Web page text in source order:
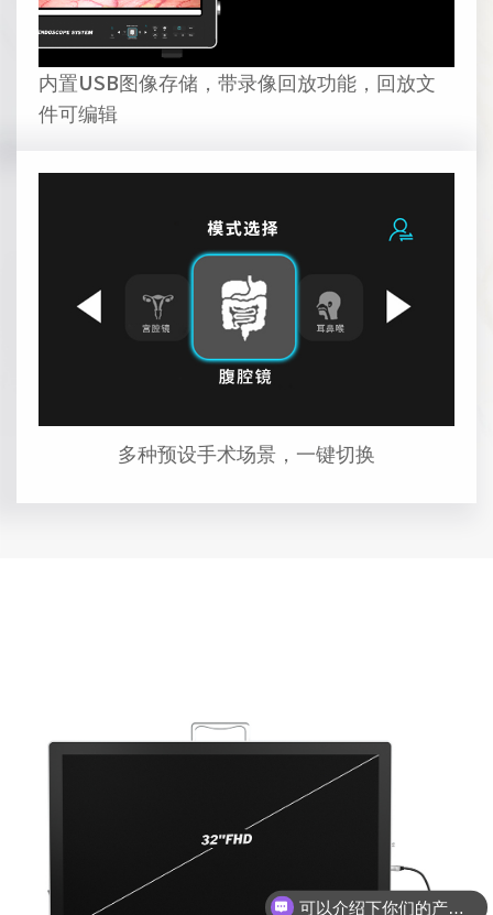
内置USB图像存储，带录像回放功能，回放文
件可编辑
多种预设手术场景，一键切换
可以介绍下你们的产品么